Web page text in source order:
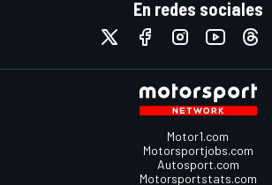
En redes sociales
Motor1.com
Motorsportjobs.com
Autosport.com
Motorsportstats.com